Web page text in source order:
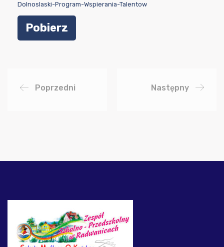
Dolnoslaski-Program-Wspierania-Talentow
Pobierz
Poprzedni Następny